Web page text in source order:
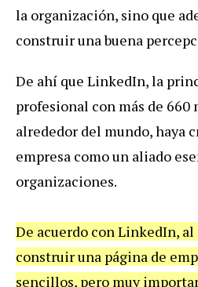
la organización, sino que
construir una buena
De ahí que LinkedIn, la
profesional con más de 660
alrededor del mundo, haya
empresa como un aliado
organizaciones.
De acuerdo con LinkedIn,
construir una página de
sencillos, pero muy